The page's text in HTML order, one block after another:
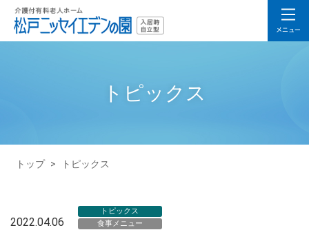
トピックス
トップ > トピックス
2022.04.06
トピックス
食事メニュー